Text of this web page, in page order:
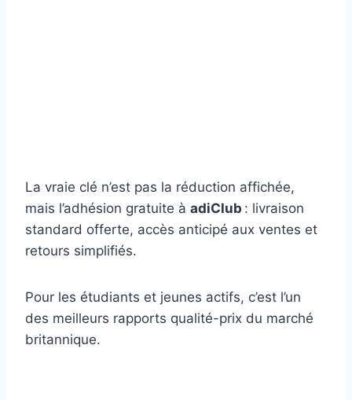
La vraie clé n’est pas la réduction affichée,
mais l’adhésion gratuite à adiClub : livraison
standard offerte, accès anticipé aux ventes et
retours simplifiés.
Pour les étudiants et jeunes actifs, c’est l’un
des meilleurs rapports qualité-prix du marché
britannique.